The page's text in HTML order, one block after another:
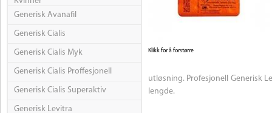
Generisk Avanafil
Generisk Cialis
Generisk Cialis Myk
Generisk Cialis Proffesjonell
Generisk Cialis Superaktiv
Generisk Levitra
Klikk for å forstørre
utløsning. Profesjonell Generisk
lengde.